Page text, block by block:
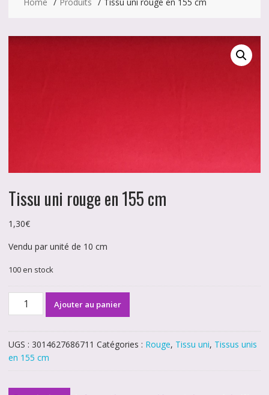
Tissu uni rouge en 155 cm
1,30€
Vendu par unité de 10 cm
100 en stock
quantité
rouge
en
cm
Ajouter au panier
UGS : 3014627686711 Catégories : Rouge, Tissu uni, Tissus unis
en 155 cm